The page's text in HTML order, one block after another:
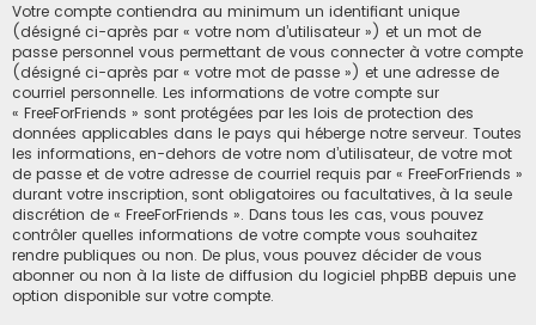
Votre compte contiendra au minimum un identifiant unique
(désigné ci-après par « votre nom d’utilisateur ») et un mot de
passe personnel vous permettant de vous connecter à votre compte
(désigné ci-après par « votre mot de passe ») et une adresse de
courriel personnelle. Les informations de votre compte sur
« FreeForFriends » sont protégées par les lois de protection des
données applicables dans le pays qui héberge notre serveur. Toutes
les informations, en-dehors de votre nom d’utilisateur, de votre mot
de passe et de votre adresse de courriel requis par « FreeForFriends »
durant votre inscription, sont obligatoires ou facultatives, à la seule
discrétion de « FreeForFriends ». Dans tous les cas, vous pouvez
contrôler quelles informations de votre compte vous souhaitez
rendre publiques ou non. De plus, vous pouvez décider de vous
abonner ou non à la liste de diffusion du logiciel phpBB depuis une
option disponible sur votre compte.